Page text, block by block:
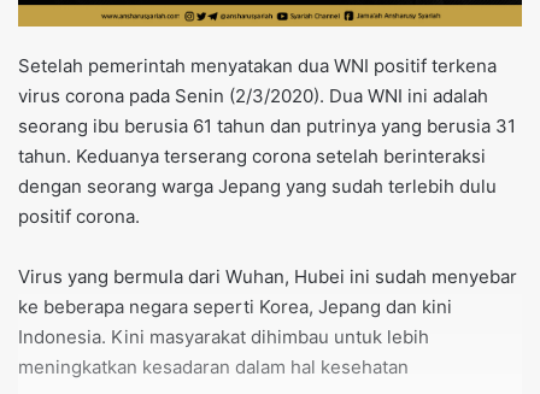
Setelah pemerintah menyatakan dua WNI positif terkena
virus corona pada Senin (2/3/2020). Dua WNI ini adalah
seorang ibu berusia 61 tahun dan putrinya yang berusia 31
tahun. Keduanya terserang corona setelah berinteraksi
dengan seorang warga Jepang yang sudah terlebih dulu
positif corona.
Virus yang bermula dari Wuhan, Hubei ini sudah menyebar
ke beberapa negara seperti Korea, Jepang dan kini
Indonesia. Kini masyarakat dihimbau untuk lebih
meningkatkan kesadaran dalam hal kesehatan